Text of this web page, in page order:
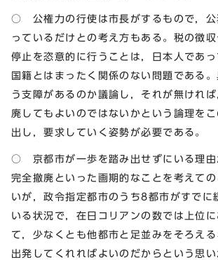
○ 公権力の行使は市長がするもので，公
っているだけとの考え方もある。税の徴収
停止を恣意的に行うことは，日本人であっ
国籍とはまったく関係のない問題である
う支障があるのか議論し，それが無けれ
廃してもよいのではないかという論理を
出し，要求していく姿勢が必要である。
○ 京都市が一歩を踏み出せずにいる理由
完全撤廃といった画期的なことを考えて
いが，政令指定都市のうち8都市がすでに
いる状況で，在日コリアンの数では上位
て，少なくとも他都市と足並みをそろえ
出発してくれればよいのだからという思い